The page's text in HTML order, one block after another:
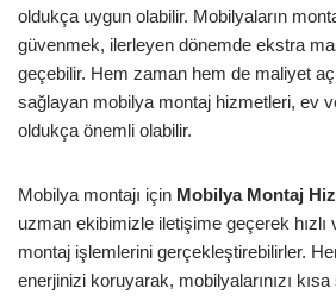
oldukça uygun olabilir. Mobilyaların
güvenmek, ilerleyen dönemde ekstra
geçebilir. Hem zaman hem de maliyet
sağlayan mobilya montaj hizmetleri, ev
oldukça önemli olabilir.
Mobilya montajı için Mobilya Montaj
uzman ekibimizle iletişime geçerek
montaj işlemlerini gerçekleştirebilirler.
enerjinizi koruyarak, mobilyalarınızı